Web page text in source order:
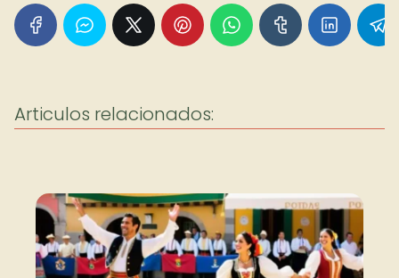
Articulos relacionados: